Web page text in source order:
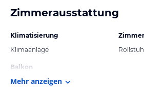
Zimmerausstattung
Klimatisierung
Klimaanlage
Balkon
Mehr anzeigen